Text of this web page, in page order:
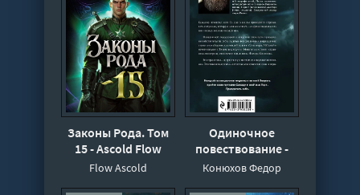
Законы Рода. Том
15 - Ascold Flow
Flow Ascold
Одиночное
повествование -
Фёдор Конюхов
Конюхов Федор